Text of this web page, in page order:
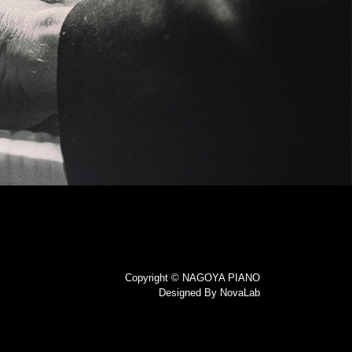
Copyright © NAGOYA PIANO
Designed By NovaLab